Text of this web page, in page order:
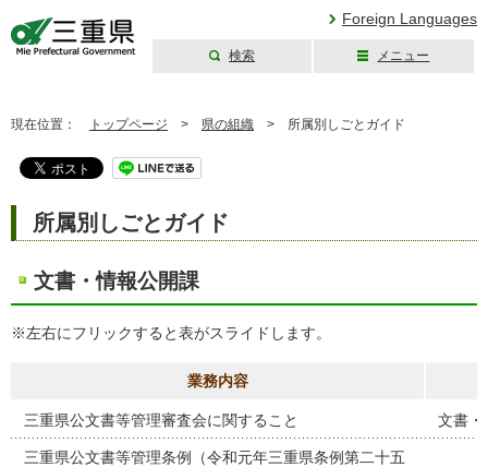
Foreign Languages
検索 メニュー
現在位置： トップページ > 県の組織 > 所属別しごとガイド
所属別しごとガイド
文書・情報公開課
※左右にフリックすると表がスライドします。
業務内容
三重県公文書等管理審査会に関すること 文書・
三重県公文書等管理条例（令和元年三重県条例第二十五